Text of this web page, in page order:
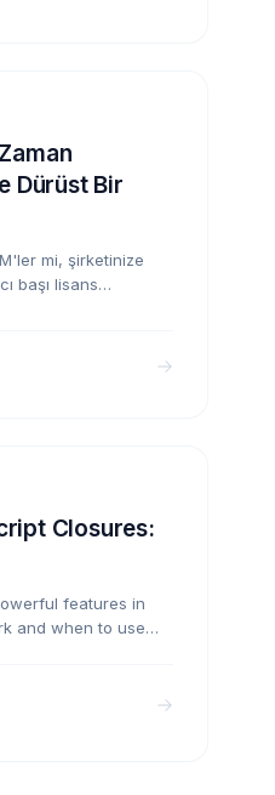
Dürüst Bir
mi, şirketinize
başı lisans
Closures:
features in
and when to use